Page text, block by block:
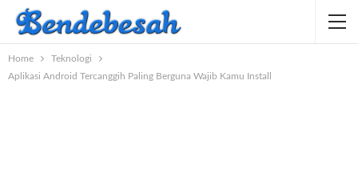
Home
Teknologi
Aplikasi Android Tercanggih Paling Berguna Wajib Kamu Install